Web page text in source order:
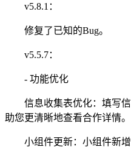
v5.8.1：
修复了已知的Bug。
v5.5.7：
- 功能优化
信息收集表优化：填写信
助您更清晰地查看合作详情。
小组件更新：小组件新增